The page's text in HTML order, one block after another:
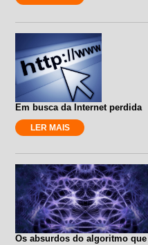
Em busca da Internet perdida
LER MAIS
Os absurdos do algoritmo